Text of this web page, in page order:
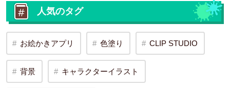
人気のタグ
お絵かきアプリ 色塗り CLIP STUDIO
背景 キャラクターイラスト